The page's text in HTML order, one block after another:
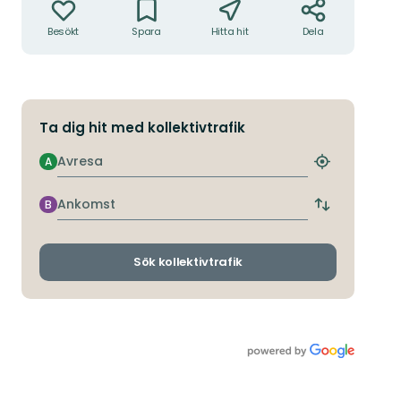
Besökt Spara Hitta hit Dela
Ta dig hit med kollektivtrafik
Avresa
A
Hitta
hållplats
Ankomst
B
Byt
och
Sök kollektivtrafik